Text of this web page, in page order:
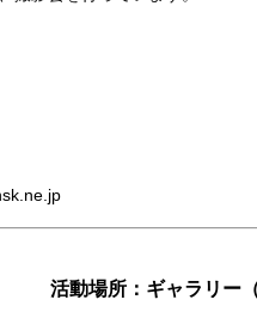
活動場所：ギャラリー